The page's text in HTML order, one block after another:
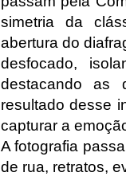
simetria da
abertura do
desfocado,
destacando as
resultado desse
capturar a
A fotografia
de rua, retratos,